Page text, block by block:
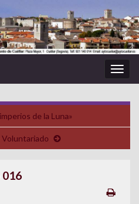
la
de la Luna»
Voluntariado